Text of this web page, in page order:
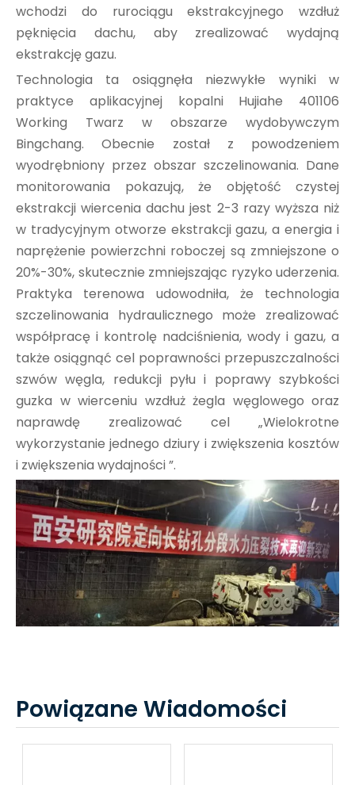
wchodzi do rurociągu ekstrakcyjnego wzdłuż
pęknięcia dachu, aby zrealizować wydajną
ekstrakcję gazu.
Technologia ta osiągnęła niezwykłe wyniki w
praktyce aplikacyjnej kopalni Hujiahe 401106
Working Twarz w obszarze wydobywczym
Bingchang. Obecnie został z powodzeniem
wyodrębniony przez obszar szczelinowania. Dane
monitorowania pokazują, że objętość czystej
ekstrakcji wiercenia dachu jest 2-3 razy wyższa niż
w tradycyjnym otworze ekstrakcji gazu, a energia i
naprężenie powierzchni roboczej są zmniejszone o
20%-30%, skutecznie zmniejszając ryzyko uderzenia.
Praktyka terenowa udowodniła, że ​​technologia
szczelinowania hydraulicznego może zrealizować
współpracę i kontrolę nadciśnienia, wody i gazu, a
także osiągnąć cel poprawności przepuszczalności
szwów węgla, redukcji pyłu i poprawy szybkości
guzka w wierceniu wzdłuż żegla węglowego oraz
naprawdę zrealizować cel „Wielokrotne
wykorzystanie jednego dziury i zwiększenia kosztów
i zwiększenia wydajności ”.
Powiązane Wiadomości